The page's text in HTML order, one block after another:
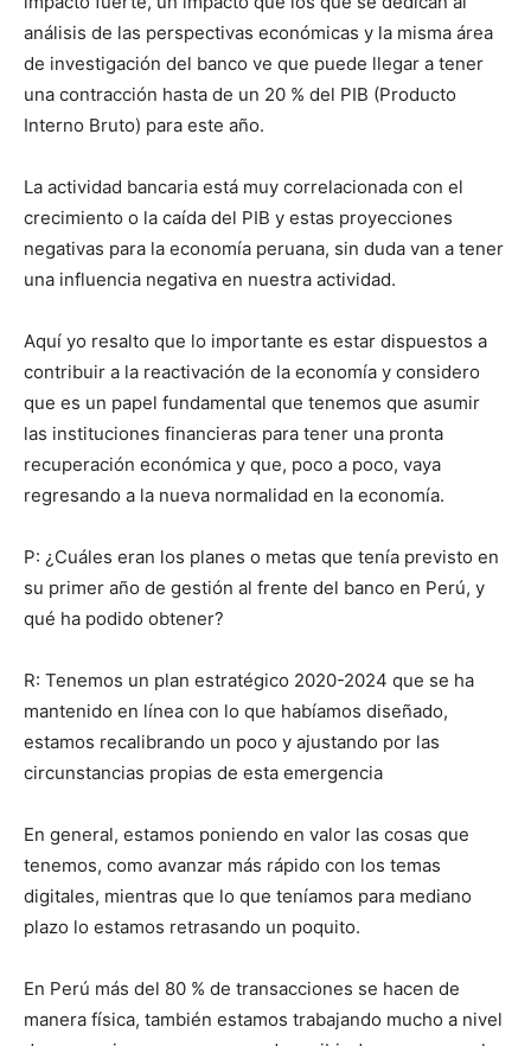
análisis de las perspectivas económicas y la misma área
de investigación del banco ve que puede llegar a tener
una contracción hasta de un 20 % del PIB (Producto
Interno Bruto) para este año.
La actividad bancaria está muy correlacionada con el
crecimiento o la caída del PIB y estas proyecciones
negativas para la economía peruana, sin duda van a tener
una influencia negativa en nuestra actividad.
Aquí yo resalto que lo importante es estar dispuestos a
contribuir a la reactivación de la economía y considero
que es un papel fundamental que tenemos que asumir
las instituciones financieras para tener una pronta
recuperación económica y que, poco a poco, vaya
regresando a la nueva normalidad en la economía.
P: ¿Cuáles eran los planes o metas que tenía previsto en
su primer año de gestión al frente del banco en Perú, y
qué ha podido obtener?
R: Tenemos un plan estratégico 2020-2024 que se ha
mantenido en línea con lo que habíamos diseñado,
estamos recalibrando un poco y ajustando por las
circunstancias propias de esta emergencia
En general, estamos poniendo en valor las cosas que
tenemos, como avanzar más rápido con los temas
digitales, mientras que lo que teníamos para mediano
plazo lo estamos retrasando un poquito.
En Perú más del 80 % de transacciones se hacen de
manera física, también estamos trabajando mucho a nivel